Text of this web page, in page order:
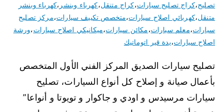
تصليح،كراج تصليح سيارات،كراج متنقل،كهرباء وبنشر ،كهرباء وبنشر
متنقل،كهربائي اصلاح سيارات،متخصص تكييف سيارات،مركز تصليح
سيارات،معلم سيارات،مكائن سيارات،ميكانيكي اصلاح سيارات،ورشة
اصلاح سيارات،يدة قير اتوماتيك
تصليح سيارات الصديق المركز الفني الأول المتخصص
بأعمال صيانة و إصلاح كل أنواع السيارات، تصليح
سيارات مرسيدس و اودي و جاكوار و تويوتا و أنواعا”